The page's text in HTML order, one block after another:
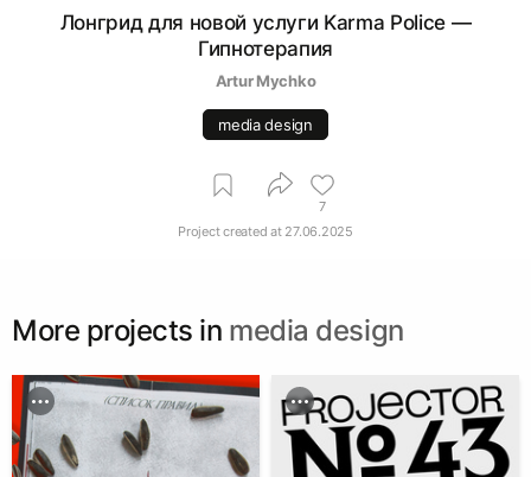
Лонгрид для новой услуги Karma Police —
Гипнотерапия
Artur Mychko
media design
7
Project created at 27.06.2025
More projects in media design